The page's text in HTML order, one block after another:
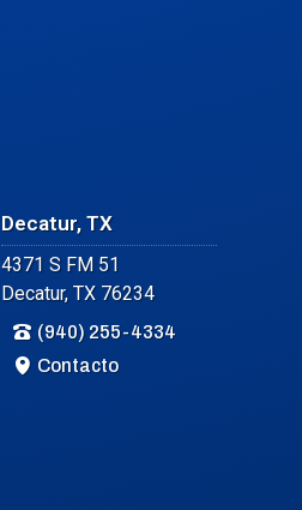
Decatur, TX
4371 S FM 51
Decatur, TX 76234
(940) 255-4334
Contacto